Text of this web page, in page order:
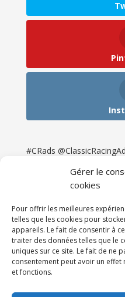
Gérer le
cookies
Pour offrir les meilleures
telles que les cookies pour
appareils. Le fait de consentir à
traiter des données telles que le
uniques sur ce site. Le fait de ne
consentement peut avoir un
et fonctions.
#CRads @ClassicRacingAd
Newsletter & Presse